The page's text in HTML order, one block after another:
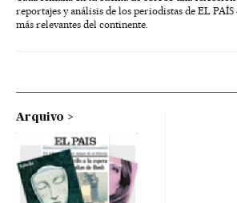
reportajes y análisis de los periodistas de EL
más relevantes del continente.
Arquivo